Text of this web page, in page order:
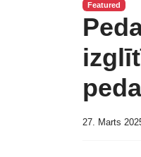
Featured
27. Marts